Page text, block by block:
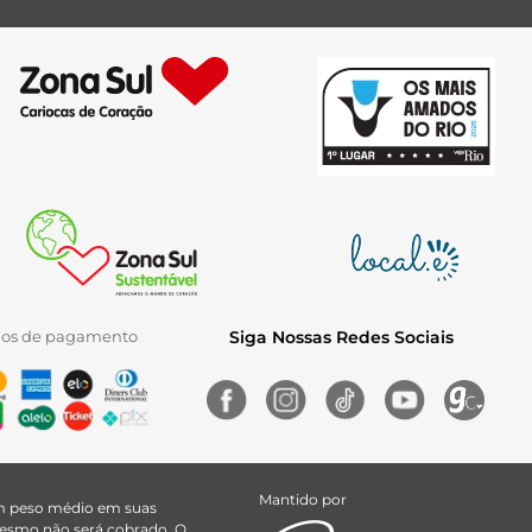
de pagamento Siga Nossas Redes Sociais
peso médio em suas
Mantido por